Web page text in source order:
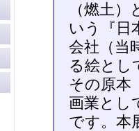
（燃土
いう『日
会社（当
る絵とし
その原本
画業とし
です。本